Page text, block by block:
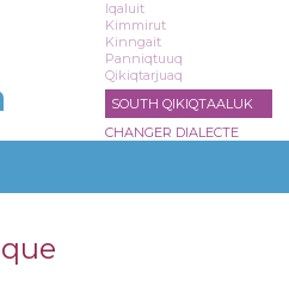
Iqaluit
Kimmirut
Kinngait
Panniqtuuq
Qikiqtarjuaq
SOUTH QIKIQTAALUK
CHANGER DIALECTE